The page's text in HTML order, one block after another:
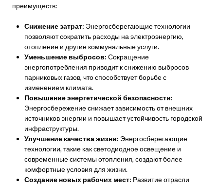
преимуществ:
Снижение затрат: Энергосберегающие технологии
позволяют сократить расходы на электроэнергию,
отопление и другие коммунальные услуги.
Уменьшение выбросов: Сокращение
энергопотребления приводит к снижению выбросов
парниковых газов, что способствует борьбе с
изменением климата.
Повышение энергетической безопасности:
Энергосбережение снижает зависимость от внешних
источников энергии и повышает устойчивость городской
инфраструктуры.
Улучшение качества жизни: Энергосберегающие
технологии, такие как светодиодное освещение и
современные системы отопления, создают более
комфортные условия для жизни.
Создание новых рабочих мест: Развитие отрасли